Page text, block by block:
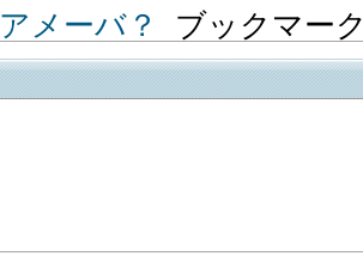
アメーバ？ ブックマー